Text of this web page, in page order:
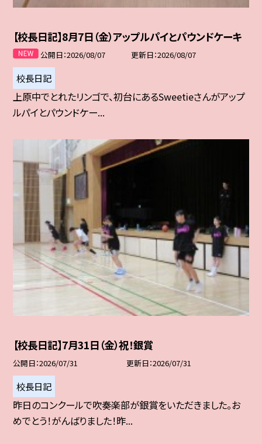
【校長日記】8月7日（金）アップルパイとパウンドケーキ
公開日 2026/08/07 更新日 2026/08/07
校長日記
上原中でとれたリンゴで、初台にあるSweetieさんがアップ
ルパイとパウンドケー...
【校長日記】7月31日（金）祝！銀賞
公開日 2026/07/31 更新日 2026/07/31
校長日記
昨日のコンクールで吹奏楽部が銀賞をいただきました。お
めでとう！がんばりました！昨...